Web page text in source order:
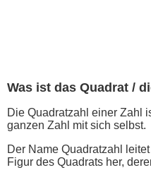
Was ist das Quadrat /
Die Quadratzahl einer Zahl
ganzen Zahl mit sich selbst.
Der Name Quadratzahl
Figur des Quadrats her,